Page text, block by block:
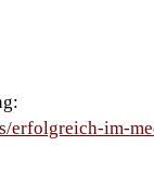
erfolgreich-im-